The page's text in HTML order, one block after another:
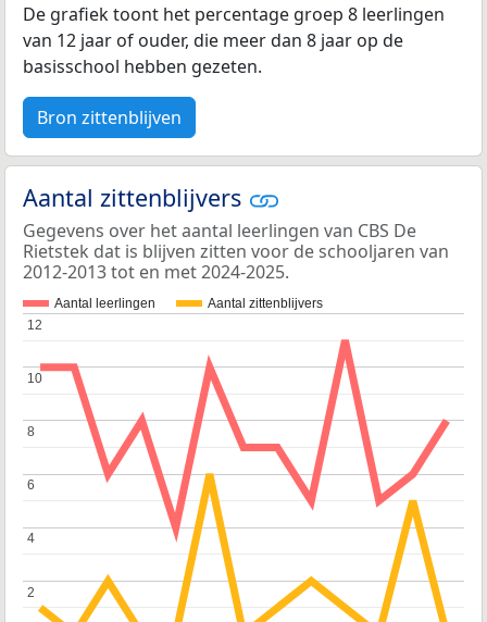
De grafiek toont het percentage groep 8 leerlingen
van 12 jaar of ouder, die meer dan 8 jaar op de
basisschool hebben gezeten.
Bron zittenblijven
Aantal zittenblijvers
Gegevens over het aantal leerlingen van CBS De
Rietstek dat is blijven zitten voor de schooljaren van
2012-2013 tot en met 2024-2025.
Aantal leerlingen Aantal zittenblijvers
2
2
4
4
6
6
8
8
10
10
12
12